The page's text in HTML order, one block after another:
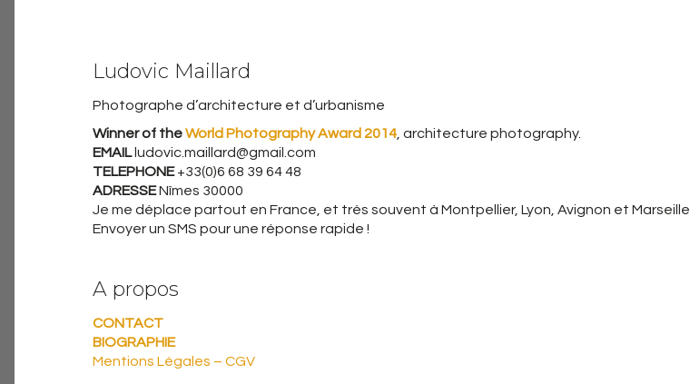
Ludovic Maillard
Photographe d’architecture et d’urbanisme
Winner of theWorld Photography Award 2014 , architecture photography.
EMAIL ludovic.maillard@gmail.com
TELEPHONE+33(0)6 68 39 64 48
ADRESSENîmes 30000
Je me déplace partout en France, et très souvent à Montpellier, Lyon, Avignon et Marseille.
Envoyer un SMS pour une réponse rapide !
A propos
CONTACT
BIOGRAPHIE
Mentions Légales – CGV